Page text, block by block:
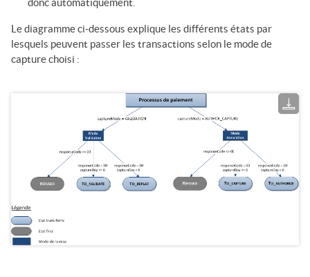
Le diagramme ci-dessous explique les différents états par
lesquels peuvent passer les transactions selon le mode de
capture choisi :